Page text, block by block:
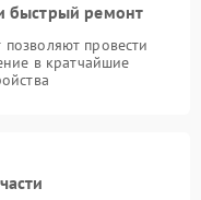
быстрый ремонт
провести
в кратчайшие